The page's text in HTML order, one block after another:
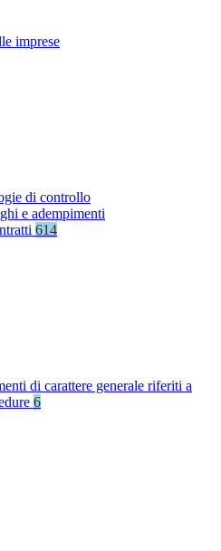
imprese
di controllo
e adempimenti
614
di carattere generale riferiti a
6